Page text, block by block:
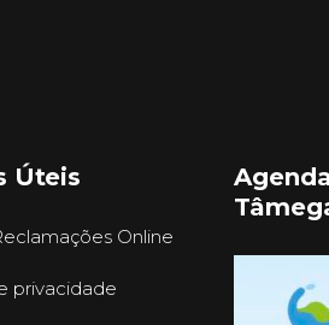
Úteis
Online
privacidade